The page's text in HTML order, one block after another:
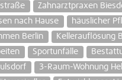
Zahnarztpraxen
nach Hause
häuslicher
Berlin
Kellerauflösung
Sportunfälle
3-Raum-Wohnung